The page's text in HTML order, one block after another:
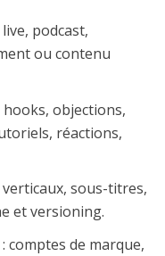
live, podcast,
ou contenu
hooks, objections,
réactions,
sous-titres,
et versioning.
: comptes de marque,